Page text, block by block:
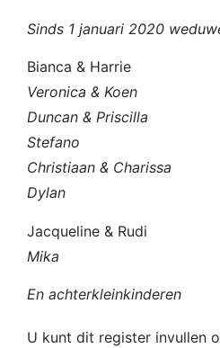
Sinds 1 januari 2020
Bianca & Harrie
Veronica & Koen
Duncan & Priscilla
Stefano
Christiaan & Charissa
Dylan
Jacqueline & Rudi
Mika
En achterkleinkinderen
U kunt dit register invullen